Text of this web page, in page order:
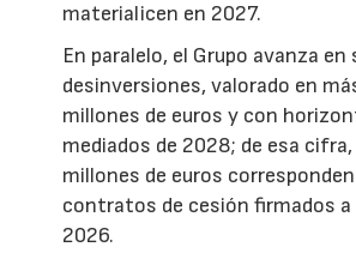
materialicen en 2027.
En paralelo, el Grupo avanza en
desinversiones, valorado en
millones de euros y con
mediados de 2028; de esa
millones de euros
contratos de cesión firmados a
2026.